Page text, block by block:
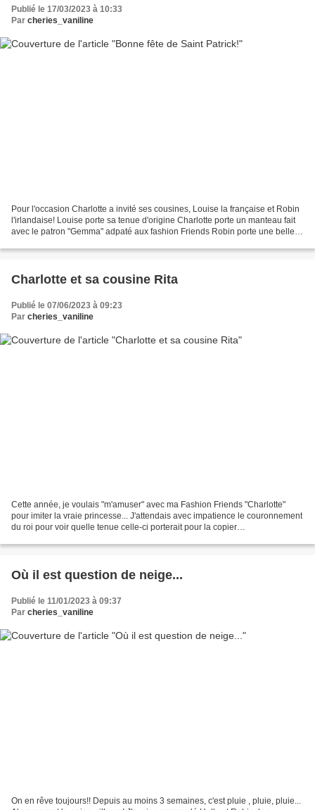
Publié le 17/03/2023 à 10:33
Par cheries_vaniline
Pour l'occasion Charlotte a invité ses cousines, Louise la française et Robin
l'irlandaise! Louise porte sa tenue d'origine Charlotte porte un manteau fait
avec le patron "Gemma" adpaté aux fashion Friends Robin porte une belle
Charlotte et sa cousine Rita
Publié le 07/06/2023 à 09:23
Par cheries_vaniline
Cette année, je voulais "m'amuser" avec ma Fashion Friends "Charlotte"
pour imiter la vraie princesse... J'attendais avec impatience le couronnement
du roi pour voir quelle tenue celle-ci porterait pour la copier
Où il est question de neige...
Publié le 11/01/2023 à 09:37
Par cheries_vaniline
On en rêve toujours!! Depuis au moins 3 semaines, c'est pluie , pluie, pluie...